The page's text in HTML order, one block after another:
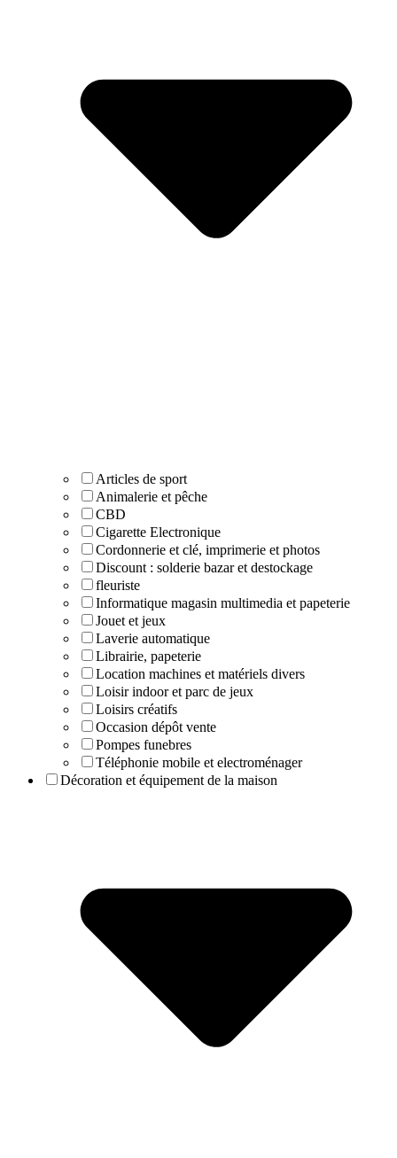
Articles de sport
Animalerie et pêche
CBD
Cigarette Electronique
Cordonnerie et clé, imprimerie et photos
Discount : solderie bazar et destockage
fleuriste
Informatique magasin multimedia et papeterie
Jouet et jeux
Laverie automatique
Librairie, papeterie
Location machines et matériels divers
Loisir indoor et parc de jeux
Loisirs créatifs
Occasion dépôt vente
Pompes funebres
Téléphonie mobile et electroménager
Décoration et équipement de la maison